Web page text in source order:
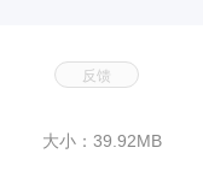
大小：39.92MB
反馈